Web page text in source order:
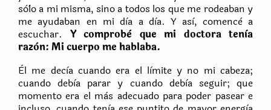
sò`lo a mi misma, sino a todos los que me rodeaban y
me ayudaban en mi dìa a dìa. Y asì, comencè a
escuchar. Y comprobè que mi doctora tenìa
razòn: Mi cuerpo me hablaba.
Èl me decìa cuando era el lìmite y no mi cabeza;
cuando debìa parar y cuando debìa seguir; que
momento era el màs adecuado para poder pasear e